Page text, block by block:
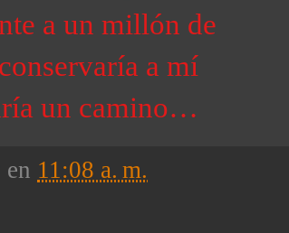
a un millón de
a mí
un camino…
en 11:08 a. m.